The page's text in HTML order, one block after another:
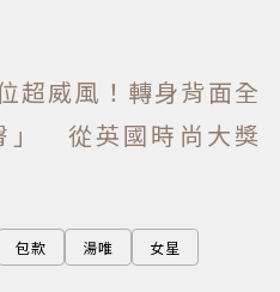
超威風！轉身背面全
」 從英國時尚大獎
包款 湯唯 女星